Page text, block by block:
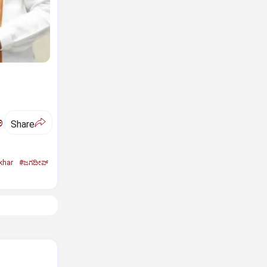
Share
#ಜಗದೀಪ್‌